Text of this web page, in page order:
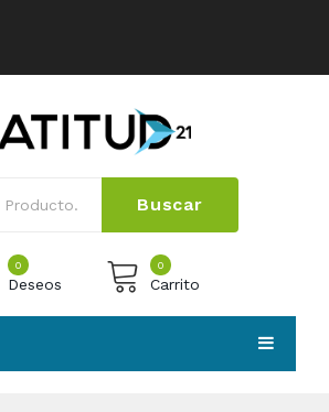
Buscar
0
Deseos
0
Carrito